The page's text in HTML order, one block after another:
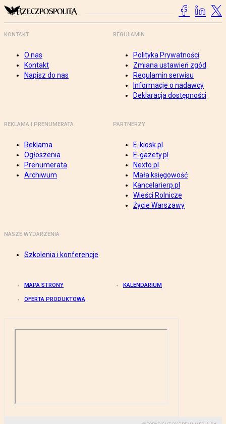
KONTAKT
O nas
Kontakt
Napisz do nas
REGULAMIN
Polityka Prywatności
Zmiana ustawień zgód
Regulamin serwisu
Informacje o nadawcy
Deklaracja dostępności
REKLAMA I PRENUMERATA
Reklama
Ogłoszenia
Prenumerata
Archiwum
PARTNERZY
E-kiosk.pl
E-gazety.pl
Nexto.pl
Mała księgowość
Kancelarierp.pl
Wieści Rolnicze
Życie Warszawy
NASZE WYDARZENIA
Szkolenia i konferencje
MAPA STRONY KALENDARIUM
OFERTA PRODUKTOWA